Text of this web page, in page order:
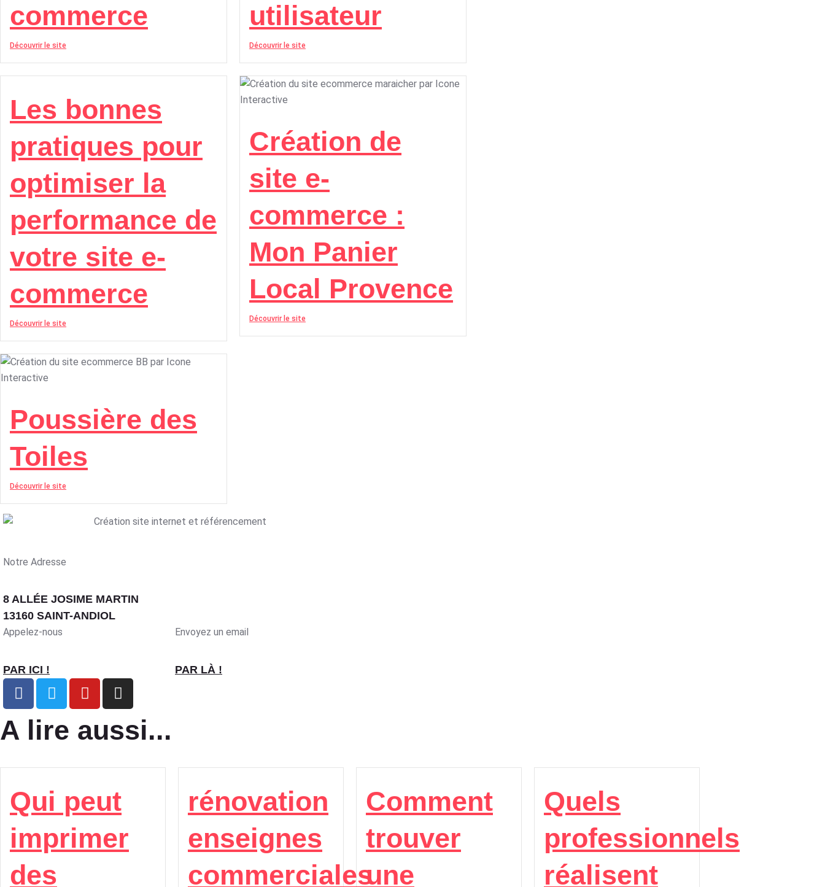
commerce
Découvrir le site
utilisateur
Découvrir le site
Les bonnes
pratiques pour
optimiser la
performance de
votre site e-
commerce
Découvrir le site
Création de
site e-
commerce :
Mon Panier
Local Provence
Découvrir le site
Poussière des
Toiles
Découvrir le site
Notre Adresse
8 ALLÉE JOSIME MARTIN
13160 SAINT-ANDIOL
Appelez-nous
PAR ICI !
Envoyez un email
PAR LÀ !
A lire aussi...
Qui peut
imprimer
des
rénovation
enseignes
commerciales
Comment
trouver
une
Quels
professionnels
réalisent